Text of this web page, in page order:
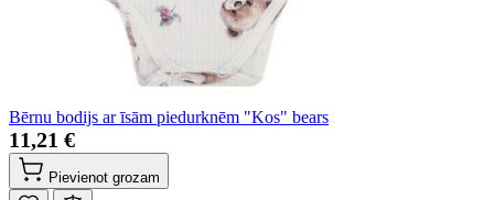
Bērnu bodijs ar īsām piedurknēm "Kos" bears
11,21 €
Pievienot grozam